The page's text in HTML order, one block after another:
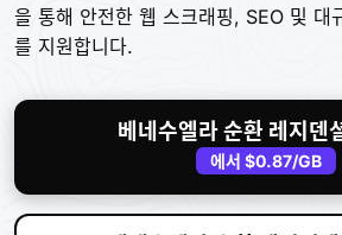
을 통해 안전한 웹 스크래핑, SEO 및 대
를 지원합니다.
베네수엘라 순환 레지덴
에서 $0.87/GB